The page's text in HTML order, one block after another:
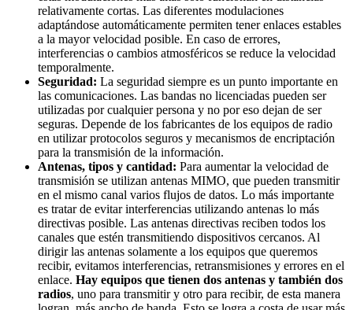
relativamente cortas. Las diferentes modulaciones
adaptándose automáticamente permiten tener enlaces estables
a la mayor velocidad posible. En caso de errores,
interferencias o cambios atmosféricos se reduce la velocidad
temporalmente.
Seguridad: La seguridad siempre es un punto importante en
las comunicaciones. Las bandas no licenciadas pueden ser
utilizadas por cualquier persona y no por eso dejan de ser
seguras. Depende de los fabricantes de los equipos de radio
en utilizar protocolos seguros y mecanismos de encriptación
para la transmisión de la información.
Antenas, tipos y cantidad: Para aumentar la velocidad de
transmisión se utilizan antenas MIMO, que pueden transmitir
en el mismo canal varios flujos de datos. Lo más importante
es tratar de evitar interferencias utilizando antenas lo más
directivas posible. Las antenas directivas reciben todos los
canales que estén transmitiendo dispositivos cercanos. Al
dirigir las antenas solamente a los equipos que queremos
recibir, evitamos interferencias, retransmisiones y errores en el
enlace. Hay equipos que tienen dos antenas y también dos
radios, uno para transmitir y otro para recibir, de esta manera